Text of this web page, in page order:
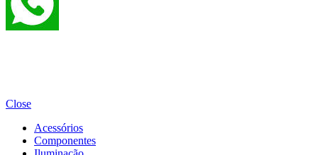
Close
Acessórios
Componentes